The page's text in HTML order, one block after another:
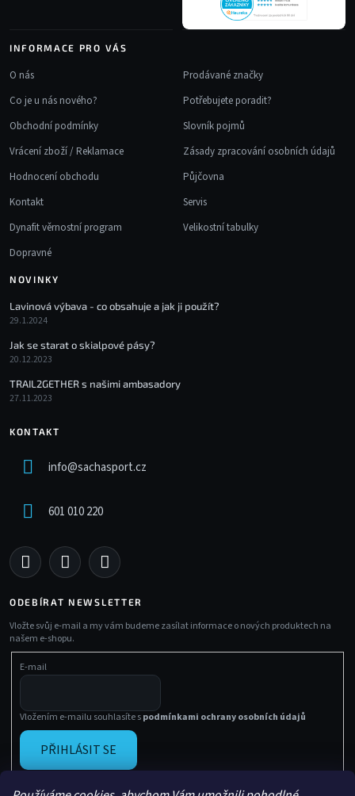
INFORMACE PRO VÁS
O nás
Co je u nás nového?
Obchodní podmínky
Vrácení zboží / Reklamace
Hodnocení obchodu
Kontakt
Dynafit věrnostní program
Dopravné
Prodávané značky
Potřebujete poradit?
Slovník pojmů
Zásady zpracování osobních údajů
Půjčovna
Servis
Velikostní tabulky
NOVINKY
Lavinová výbava - co obsahuje a jak ji použít?
29.1.2024
Jak se starat o skialpové pásy?
20.12.2023
TRAIL2GETHER s našimi ambasadory
27.11.2023
KONTAKT
info@sachasport.cz
601 010 220
ODEBÍRAT NEWSLETTER
Vložte svůj e-mail a my vám budeme zasílat informace o nových produktech na
našem e-shopu.
E-mail
Vložením e-mailu souhlasíte spodmínkami ochrany osobních údajů
PŘIHLÁSIT SE